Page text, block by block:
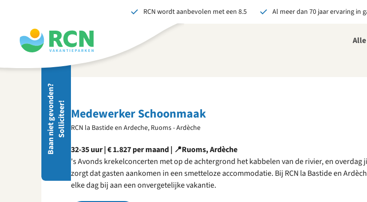
hoofdnavigatie
hoofdinhoud
voettekstinhoud
RCN wordt aanbevolen met een 8.5 Al meer dan 70 jaar ervaring in
B
a
a
n
n
i
e
t
g
e
v
on
d
e
n
?
S
o
l
l
i
c
i
t
e
e
r!
Solliciteer nu
Medewerker Schoonmaak
RCN la Bastide en Ardeche, Ruoms - Ardèche
32-35 uur | € 1.827 per maand | 📍Ruoms, Ardèche
's Avonds krekelconcerten met op de achtergrond het kabbelen van de rivier, en overdag
zorgt dat gasten aankomen in een smetteloze accommodatie. Bij RCN la Bastide en
elke dag bij aan een onvergetelijke vakantie.